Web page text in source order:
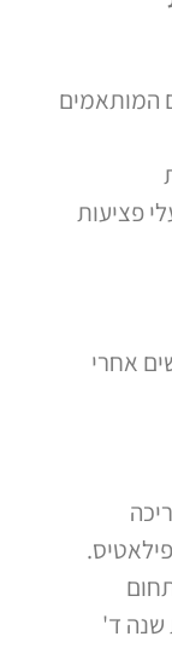
המותאמים
פציעות
אחרי
שנה ד'